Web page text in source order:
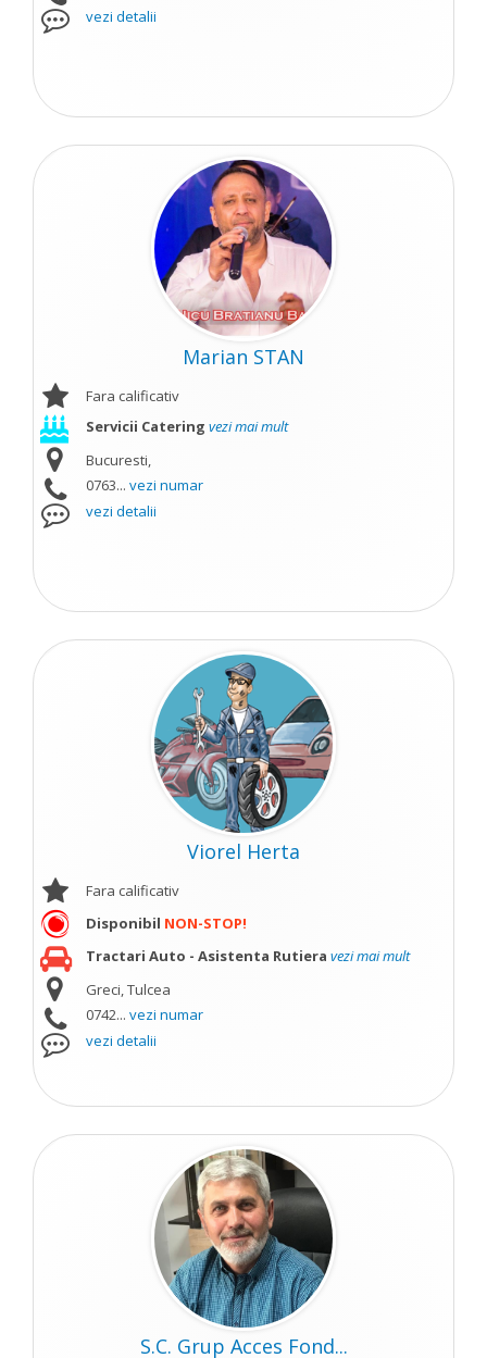
vezi detalii
Marian STAN
Fara calificativ
Servicii Catering vezi mai mult
Bucuresti,
0763... vezi numar
vezi detalii
Viorel Herta
Fara calificativ
Disponibil NON-STOP!
Tractari Auto - Asistenta Rutiera vezi mai mult
Greci, Tulcea
0742... vezi numar
vezi detalii
S.C. Grup Acces Fond...